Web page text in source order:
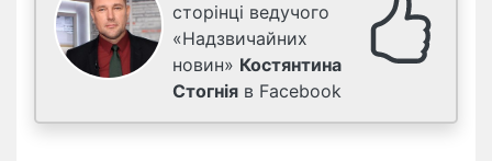
сторінці ведучого
«Надзвичайних
новин» Костянтина
Стогнія в Facebook